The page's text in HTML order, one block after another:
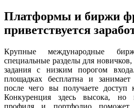
Платформы и биржи
приветствуется
Крупные международные
специальные разделы для
задания с низким порогом
площадках бесплатна и
после чего вы получаете доступ
Конкуренция здесь высока, но